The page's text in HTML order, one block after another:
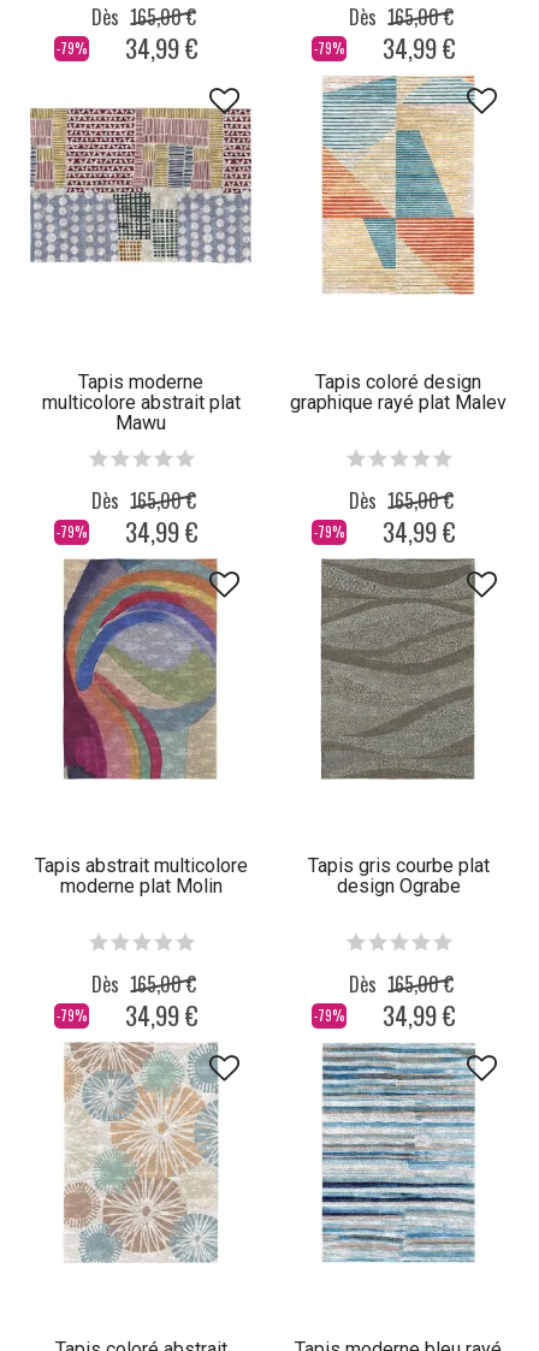
-79%
Dès 165,00 €
34,99 € -79%
Dès 165,00 €
34,99 €
Tapis moderne
multicolore abstrait plat
Mawu
-79%
Dès 165,00 €
34,99 €
Tapis coloré design
graphique rayé plat Malev
-79%
Dès 165,00 €
34,99 €
Tapis abstrait multicolore
moderne plat Molin
-79%
Dès 165,00 €
34,99 €
Tapis gris courbe plat
design Ograbe
-79%
Dès 165,00 €
34,99 €